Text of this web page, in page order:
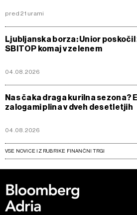
pred 21 urami
Ljubljanska borza: Unior
SBITOP komaj v zelenem
04.08.2026
Nas čaka draga kurilna sezona?
zalogami plina v dveh desetletjih
04.08.2026
VSE NOVICE IZ RUBRIKE FINANČNI TRGI